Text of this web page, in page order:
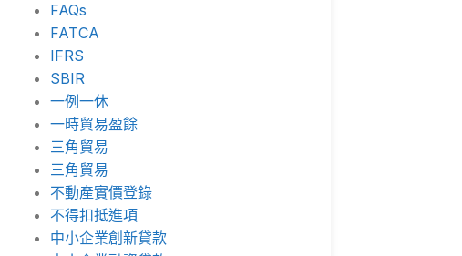
FAQs
FATCA
IFRS
SBIR
一例一休
一時貿易盈餘
三角貿易
三角貿易
不動產實價登錄
不得扣抵進項
中小企業創新貸款